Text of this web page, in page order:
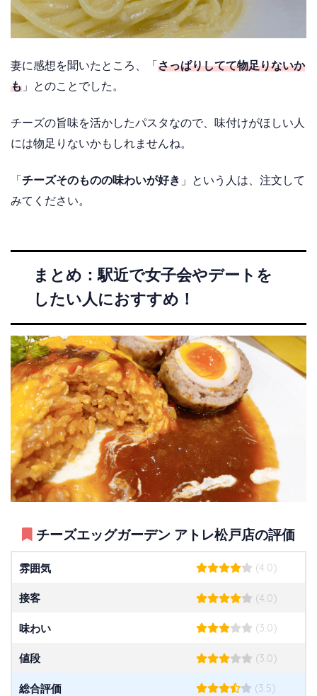
妻に感想を聞いたところ、「 さっぱりしてて物足りないか
も 」とのことでした。
チーズの旨味を活かしたパスタなので、味付けがほしい人
には物足りないかもしれませんね。
「 チーズそのものの味わいが好き 」という人は、注文して
みてください。
まとめ：駅近で女子会やデートを
したい人におすすめ！
チーズエッグガーデン アトレ松戸店の評価
雰囲気 (4.0)
接客 (4.0)
味わい (3.0)
値段 (3.0)
総合評価 (3.5)